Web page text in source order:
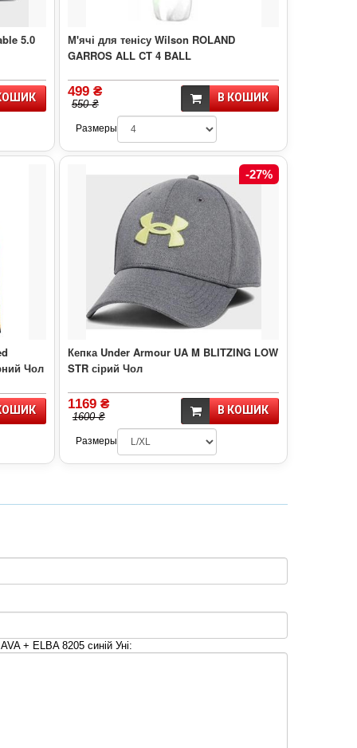
5.0
М'ячі для тенісу Wilson ROLAND
GARROS ALL CT 4 BALL
499 ₴
550 ₴
В КОШИК
Размеры
Чол
-27%
Кепка Under Armour UA M BLITZING LOW
STR сірий Чол
1169 ₴
1600 ₴
В КОШИК
Размеры
+ ELBA 8205 синій Уні: